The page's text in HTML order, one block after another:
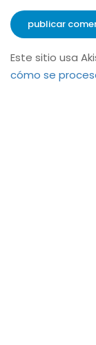
Este sitio usa
cómo se